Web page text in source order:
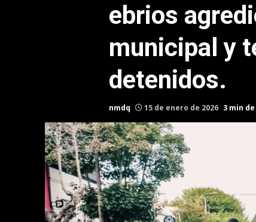
ebrios
municipal y
detenidos.
nmdq 15 de enero de 2026 3 min